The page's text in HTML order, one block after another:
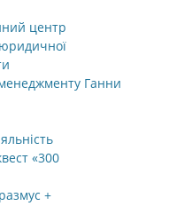
центр
юридичної
Ганни
«300
+